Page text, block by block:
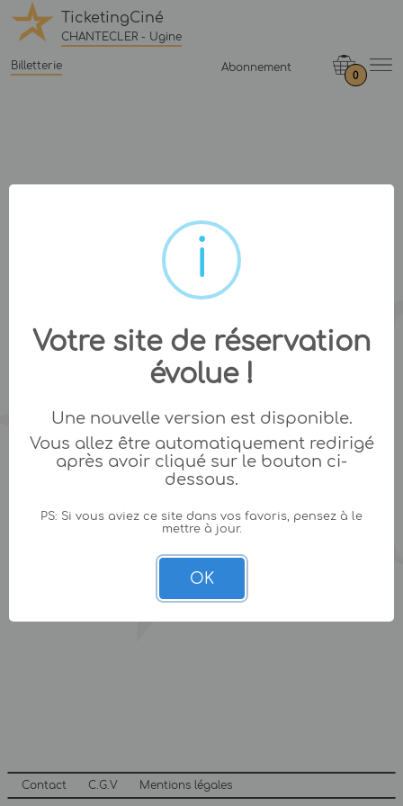
TicketingCiné
CHANTECLER - Ugine
Billetterie Abonnement
0
Contact C.G.V Mentions légales
Votre site de réservation
évolue !
Une nouvelle version est disponible.
Vous allez être automatiquement redirigé
après avoir cliqué sur le bouton ci-
dessous.
PS: Si vous aviez ce site dans vos favoris, pensez à le
mettre à jour.
OK